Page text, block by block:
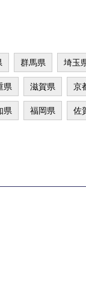
群馬県 埼玉
県 滋賀県 京
県 福岡県 佐